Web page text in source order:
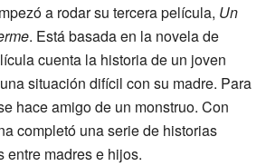
a rodar su tercera película, Un
. Está basada en la novela de
cuenta la historia de un joven
situación difícil con su madre. Para
hace amigo de un monstruo. Con
completó una serie de historias
entre madres e hijos.